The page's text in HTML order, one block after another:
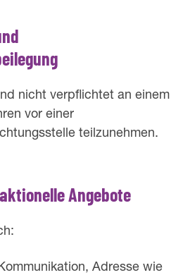
nicht verpflichtet an einem
vor einer
teilzunehmen.
Angebote
Adresse wie